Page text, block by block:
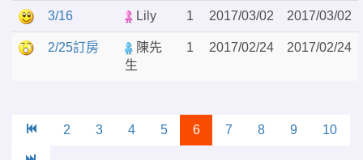
3/16 Lily 1 2017/03/02 2017/03/02
2/25訂房
陳先
生
1 2017/02/24 2017/02/24
2 3 4 5 6 7 8 9 10